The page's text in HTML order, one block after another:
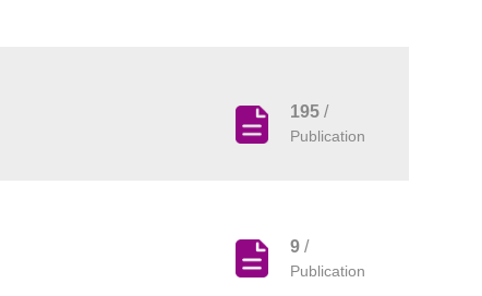
195 /
Publication
9 /
Publication